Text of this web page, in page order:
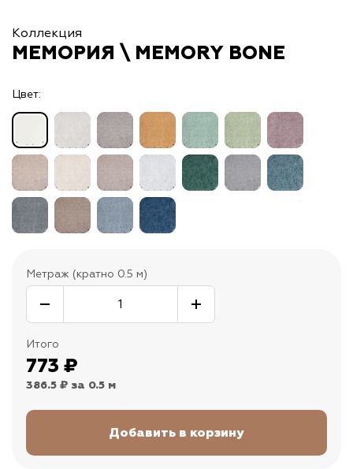
Коллекция
МЕМОРИЯ \ MEMORY BONE
Цвет:
Метраж (кратно 0.5 м)
Итого
773 ₽
386.5 ₽ за 0.5 м